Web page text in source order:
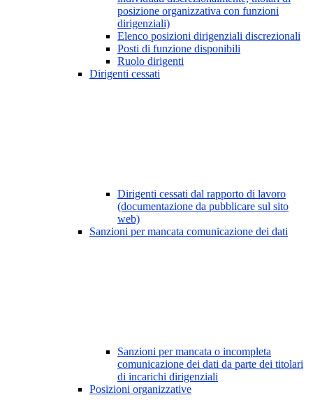
posizione organizzativa con funzioni
dirigenziali)
Elenco posizioni dirigenziali discrezionali
Posti di funzione disponibili
Ruolo dirigenti
Dirigenti cessati
Dirigenti cessati dal rapporto di lavoro
(documentazione da pubblicare sul sito
web)
Sanzioni per mancata comunicazione dei dati
Sanzioni per mancata o incompleta
comunicazione dei dati da parte dei titolari
di incarichi dirigenziali
Posizioni organizzative